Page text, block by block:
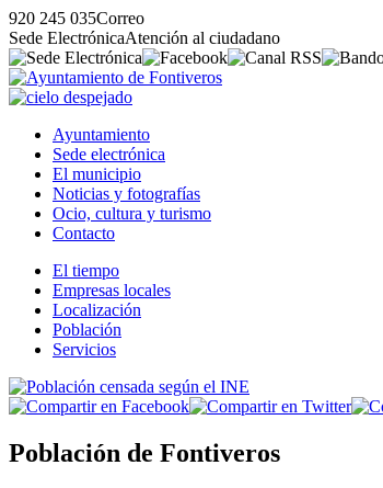
920 245 035Correo
Sede ElectrónicaAtención al ciudadano
Ayuntamiento
Sede electrónica
El municipio
Noticias y fotografías
Ocio, cultura y turismo
Contacto
El tiempo
Empresas locales
Localización
Población
Servicios
Población de Fontiveros